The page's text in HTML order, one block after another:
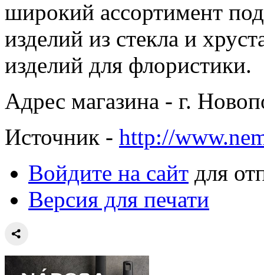
широкий ассортимент
изделий из стекла и
изделий для флористики.
Адрес магазина - г.
Источник - http://
Войдите на сайт для
Версия для печати